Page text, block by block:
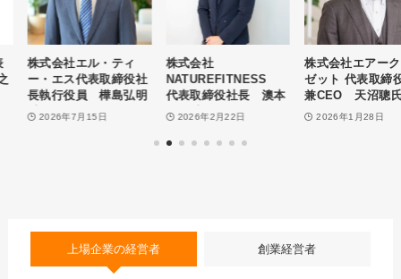
株式会社エル・ティ
ー・エス代表取締役社
長執行役員 樺島弘明
氏 インタビュー
2026年7月15日
株式会社
NATUREFITNESS
代表取締役社長 澳本
伊吹氏 インタビュー
2026年2月22日
株式会社エアークロー
ゼット 代表取締役社長
兼CEO 天沼聰氏 イ
ンタビュー
2026年1月28日
上場企業の経営者 創業経営者